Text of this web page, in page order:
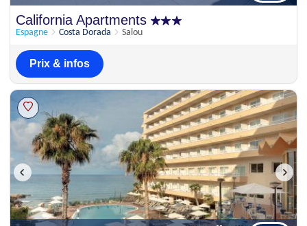
California Apartments
Espagne Costa Dorada Salou
Prix & infos